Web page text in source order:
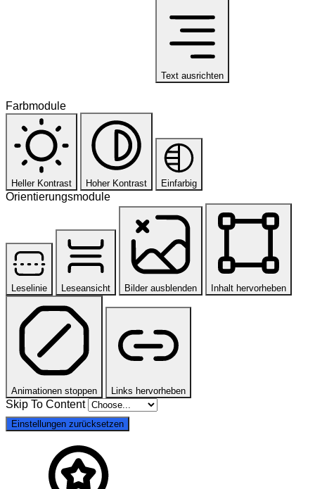
Text ausrichten
Farbmodule
Heller Kontrast Hoher Kontrast Einfarbig
Orientierungsmodule
Leselinie Leseansicht Bilder ausblenden Inhalt hervorheben
Animationen stoppen Links hervorheben
Skip To Content
Einstellungen zurücksetzen